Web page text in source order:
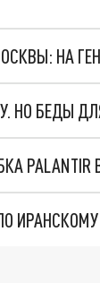
НА
НО БЕДЫ